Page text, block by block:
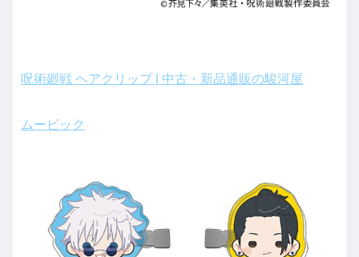
呪術廻戦 ヘアクリップ | 中古・新品通販の駿河屋
ムービック